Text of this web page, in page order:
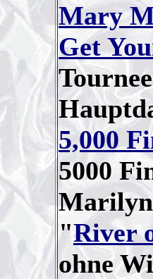
Mary
Get
5,000
5000
Marilyn
"River
ohne